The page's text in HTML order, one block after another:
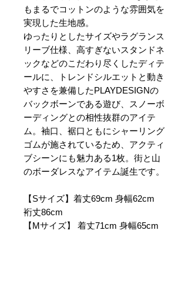
もまるでコットンのような雰囲気を
実現した生地感。
ゆったりとしたサイズやラグランス
リーブ仕様、高すぎないスタンドネ
ックなどのこだわり尽くしたディテ
ールに、トレンドシルエットと動き
やすさを兼備したPLAYDESIGNの
バックボーンである遊び、スノーボ
ーディングとの相性抜群のアイテ
ム。袖口、裾口ともにシャーリング
ゴムが施されているため、アクティ
ブシーンにも魅力ある1枚。街と山
のボーダレスなアイテム誕生です。
【Sサイズ】着丈69cm 身幅62cm
裄丈86cm
【Mサイズ】 着丈71cm 身幅65cm